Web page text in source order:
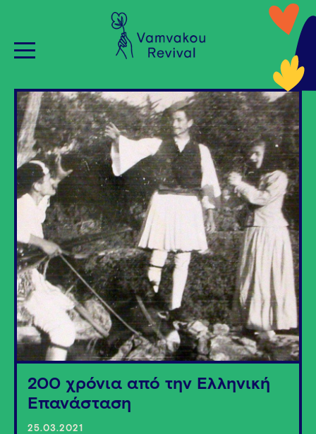
200 χρόνια από την Ελληνική
Επανάσταση
25.03.2021